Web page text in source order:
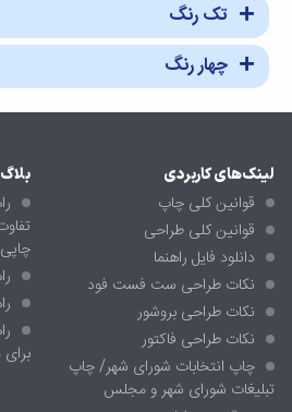
تک رنگ
چهار رنگ
لینک‌های کاربردی
قوانین کلی چاپ
قوانین کلی طراحی
دانلود فایل راهنما
نکات طراحی ست فست فود
نکات طراحی بروشور
نکات طراحی فاکتور
چاپ انتخابات شورای شهر/ چاپ
تبلیغات شورای شهر و مجلس
چاپی